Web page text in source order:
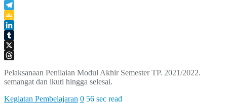
WhatsApp
Telegram
Google
Classroom
LinkedIn
Tumblr
X
Pelaksanaan Penilaian Modul Akhir Semester TP. 2021/2022.
semangat dan ikuti hingga selesai.
Kegiatan Pembelajaran 0 56 sec read